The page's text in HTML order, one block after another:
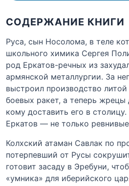
СОДЕРЖАНИЕ КНИГИ
Руса, сын Носолома, в теле
школьного химика Сергея
род Еркатов-речных из
армянской металлургии. За
выстроил производство
боевых ракет, а теперь жрецы
кому доставить его в
Еркатов — не только
Колхский атаман Савлак по
потерпевший от Русы
готовит засаду в Эребуни,
«умника» для иберийского